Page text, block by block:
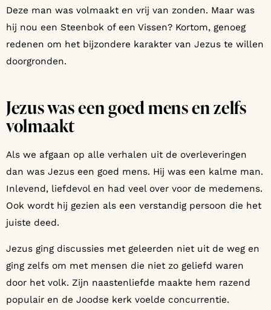
Deze man was volmaakt en vrij van zonden. Maar was
hij nou een Steenbok of een Vissen? Kortom, genoeg
redenen om het bijzondere karakter van Jezus te willen
doorgronden.
Jezus was een goed mens en zelfs
volmaakt
Als we afgaan op alle verhalen uit de overleveringen
dan was Jezus een goed mens. Hij was een kalme man.
Inlevend, liefdevol en had veel over voor de medemens.
Ook wordt hij gezien als een verstandig persoon die het
juiste deed.
Jezus ging discussies met geleerden niet uit de weg en
ging zelfs om met mensen die niet zo geliefd waren
door het volk. Zijn naastenliefde maakte hem razend
populair en de Joodse kerk voelde concurrentie.